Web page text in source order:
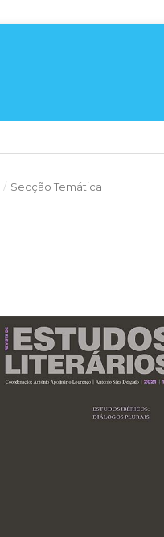
/ Secção Temática